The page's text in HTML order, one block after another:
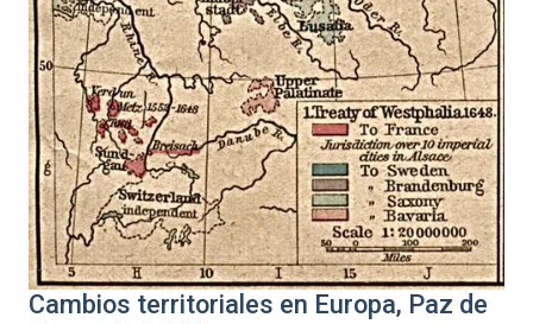
Cambios territoriales en Europa, Paz de